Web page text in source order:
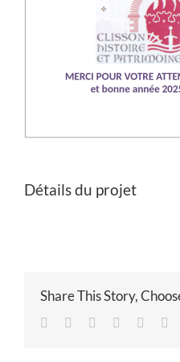
Détails du projet
Share This Story,
Facebook
TwitterReddit LinkedIn
Tumblr